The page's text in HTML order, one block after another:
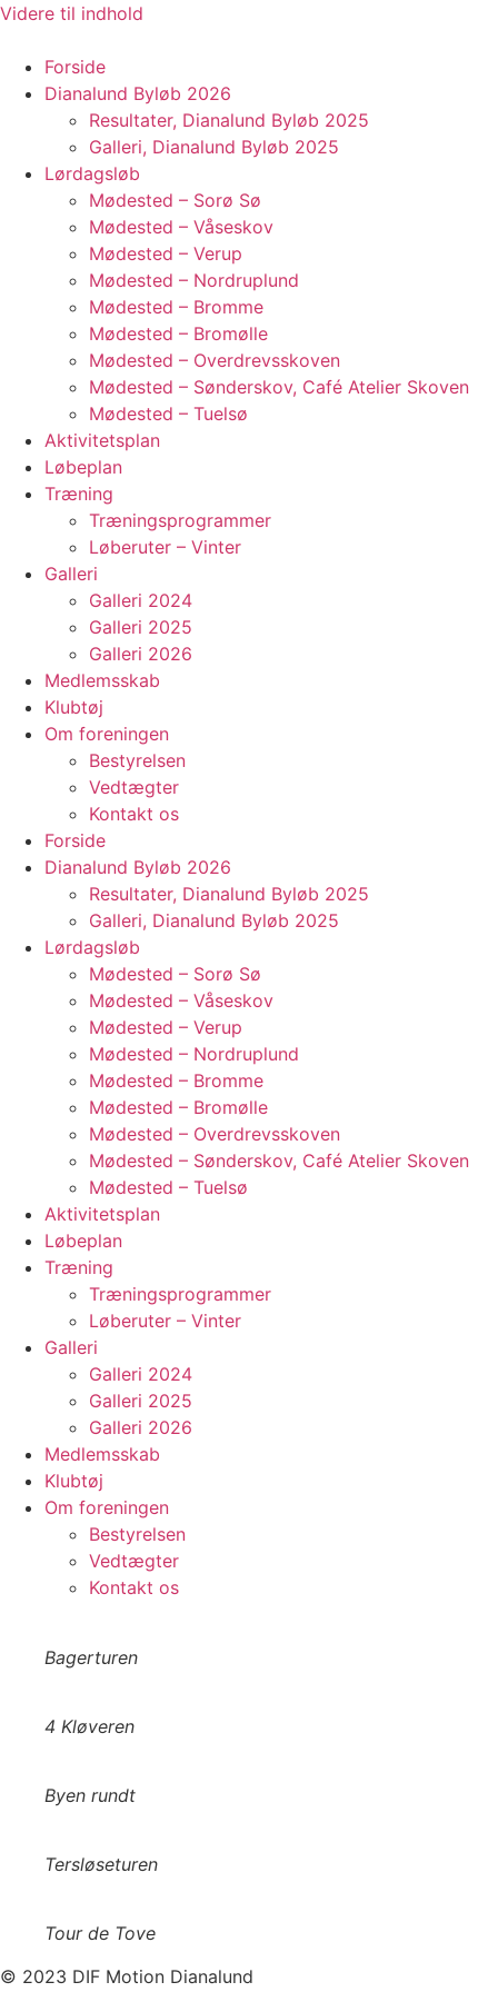
Videre til indhold
Forside
Dianalund Byløb 2026
Resultater, Dianalund Byløb 2025
Galleri, Dianalund Byløb 2025
Lørdagsløb
Mødested – Sorø Sø
Mødested – Våseskov
Mødested – Verup
Mødested – Nordruplund
Mødested – Bromme
Mødested – Bromølle
Mødested – Overdrevsskoven
Mødested – Sønderskov, Café Atelier Skoven
Mødested – Tuelsø
Aktivitetsplan
Løbeplan
Træning
Træningsprogrammer
Løberuter – Vinter
Galleri
Galleri 2024
Galleri 2025
Galleri 2026
Medlemsskab
Klubtøj
Om foreningen
Bestyrelsen
Vedtægter
Kontakt os
Forside
Dianalund Byløb 2026
Resultater, Dianalund Byløb 2025
Galleri, Dianalund Byløb 2025
Lørdagsløb
Mødested – Sorø Sø
Mødested – Våseskov
Mødested – Verup
Mødested – Nordruplund
Mødested – Bromme
Mødested – Bromølle
Mødested – Overdrevsskoven
Mødested – Sønderskov, Café Atelier Skoven
Mødested – Tuelsø
Aktivitetsplan
Løbeplan
Træning
Træningsprogrammer
Løberuter – Vinter
Galleri
Galleri 2024
Galleri 2025
Galleri 2026
Medlemsskab
Klubtøj
Om foreningen
Bestyrelsen
Vedtægter
Kontakt os
Bagerturen
4 Kløveren
Byen rundt
Tersløseturen
Tour de Tove
© 2023 DIF Motion Dianalund